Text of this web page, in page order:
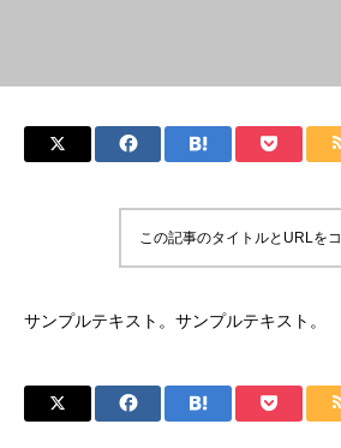
この記事のタイトルとURLを
サンプルテキスト。サンプルテキスト。